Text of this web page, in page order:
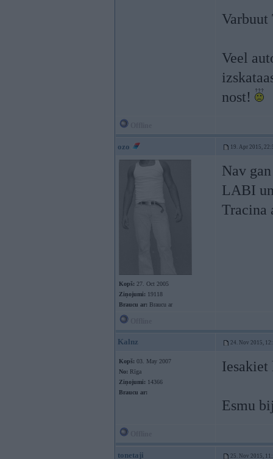
Veel
nost!
ozo 19. Apr 2015,
Kopš: 27. Oct 2005
Ziņojumi: 19118
Braucu ar: Braucu ar
Nav
LABI
Tracina
Kalnz 24. Nov 2015,
Kopš: 03. May 2007
No: Rīga
Ziņojumi: 14366
Braucu ar:
Esmu
tonetaji 25. Nov 2015,